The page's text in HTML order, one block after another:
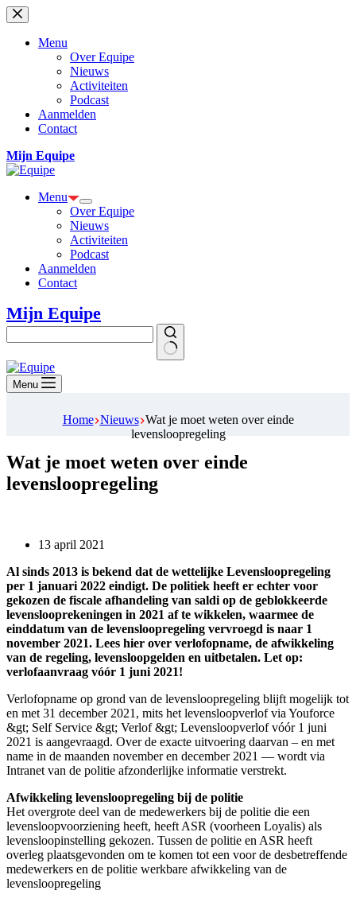
Ga
naar
Menu
Over Equipe
Nieuws
Activiteiten
Podcast
Aanmelden
Contact
Mijn Equipe
Menu
Over Equipe
Nieuws
Activiteiten
Podcast
Aanmelden
Contact
Mijn Equipe
Geen
resultaten
Menu
Home Nieuws Wat je moet weten over einde
levensloopregeling
Wat je moet weten over einde
levensloopregeling
13 april 2021
Al sinds 2013 is bekend dat de wettelijke Levensloopregeling
per 1 januari 2022 eindigt. De politiek heeft er echter voor
gekozen de fiscale afhandeling van saldi op de geblokkeerde
levenslooprekeningen in 2021 af te wikkelen, waarmee de
einddatum van de levensloopregeling vervroegd is naar 1
november 2021. Lees hier over verlofopname, de afwikkeling
van de regeling, levensloopgelden en uitbetalen. Let op:
verlofaanvraag vóór 1 juni 2021!
Verlofopname op grond van de levensloopregeling blijft mogelijk tot
en met 31 december 2021, mits het levensloopverlof via Youforce
&gt; Self Service &gt; Verlof &gt; Levensloopverlof vóór 1 juni
2021 is aangevraagd. Over de exacte uitvoering daarvan – en met
name in de maanden november en december 2021 — wordt via
Intranet van de politie afzonderlijke informatie verstrekt.
Afwikkeling levensloopregeling bij de politie
Het overgrote deel van de medewerkers bij de politie die een
levensloopvoorziening heeft, heeft ASR (voorheen Loyalis) als
levensloopinstelling gekozen. Tussen de politie en ASR heeft
overleg plaatsgevonden om te komen tot een voor de desbetreffende
medewerkers en de politie werkbare afwikkeling van de
levensloopregeling